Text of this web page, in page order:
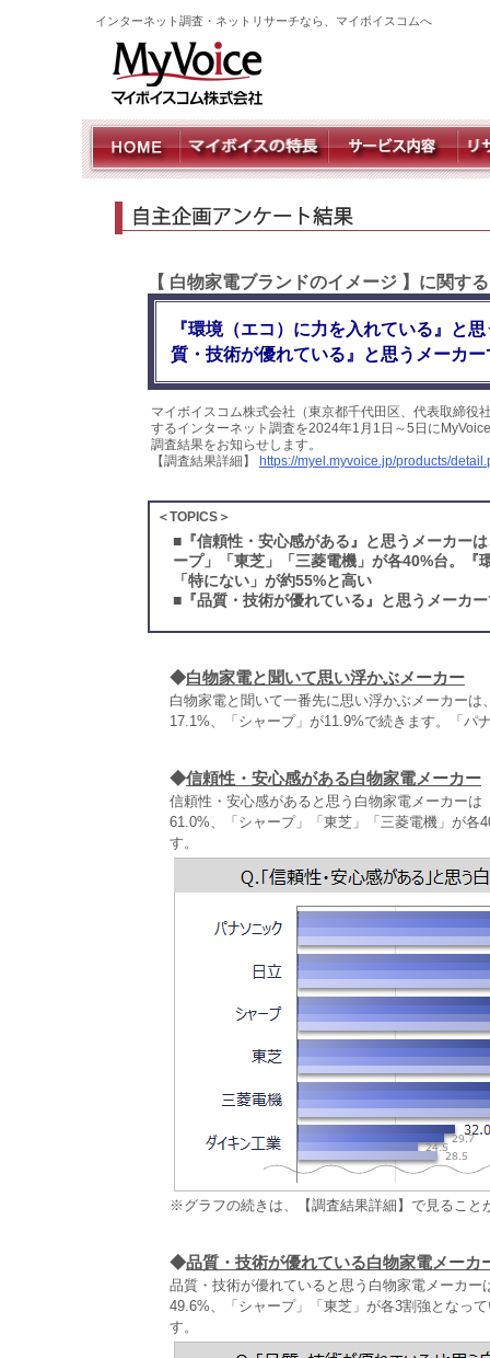
インターネット調査・ネットリサーチなら、マイボイスコムへ
【 白物家電ブランドのイメージ 】に関す
『環境（エコ）に力を入れている』と
質・技術が優れている』と思うメーカ
マイボイスコム株式会社（東京都千代田区、代表取締
するインターネット調査を2024年1月1日～5日に
調査結果をお知らせします。
【調査結果詳細】
https://myel.myvoice.jp/products/
＜TOPICS＞
■ 『信頼性・安心感がある』と思うメーカー
ープ」「東芝」「三菱電機」が各40%台。『
「特にない」が約55%と高い
■ 『品質・技術が優れている』と思うメーカ
◆白物家電と聞いて思い浮かぶメーカー
白物家電と聞いて一番先に思い浮かぶメーカー
17.1%、「シャープ」が11.9%で続きます。「パ
◆信頼性・安心感がある白物家電メーカー
信頼性・安心感があると思う白物家電メーカー
61.0%、「シャープ」「東芝」「三菱電機」が各
す。
※グラフの続きは、【調査結果詳細】で見ること
◆品質・技術が優れている白物家電メーカ
品質・技術が優れていると思う白物家電メーカ
49.6%、「シャープ」「東芝」が各3割強となっ
す。